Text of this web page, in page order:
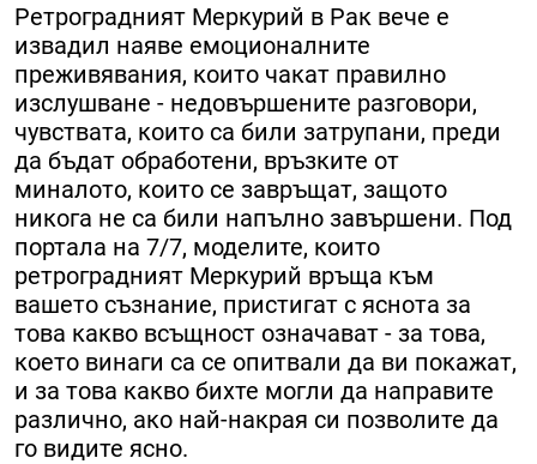
Ретроградният Меркурий в Рак вече е
извадил наяве емоционалните
преживявания, които чакат правилно
изслушване - недовършените разговори,
чувствата, които са били затрупани, преди
да бъдат обработени, връзките от
миналото, които се завръщат, защото
никога не са били напълно завършени. Под
портала на 7/7, моделите, които
ретроградният Меркурий връща към
вашето съзнание, пристигат с яснота за
това какво всъщност означават - за това,
което винаги са се опитвали да ви покажат,
и за това какво бихте могли да направите
различно, ако най-накрая си позволите да
го видите ясно.